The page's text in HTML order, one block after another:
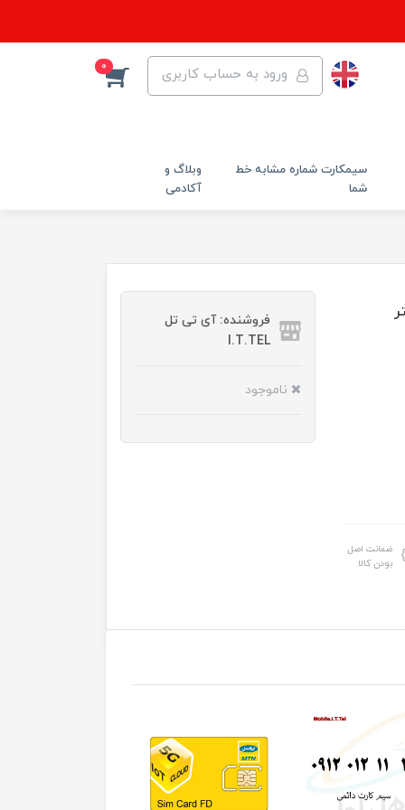
ورود به حساب کاربری 0
سیمکارت شماره مشابه خط
شما
وبلاگ و
آکادمی
ضمانت اصل
بودن کالا
فروشنده: آی تی تل
I.T.TEL
ناموجود